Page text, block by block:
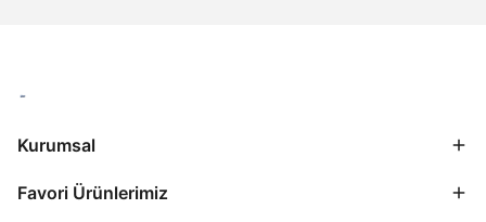
Kurumsal
Favori Ürünlerimiz